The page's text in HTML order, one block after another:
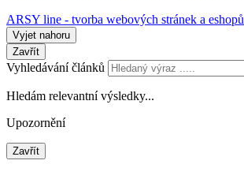
ARSY line - tvorba webových stránek a eshopů
Vyjet nahoru
Zavřít
Vyhledávání článků
Hledám relevantní výsledky...
Upozornění
Zavřít